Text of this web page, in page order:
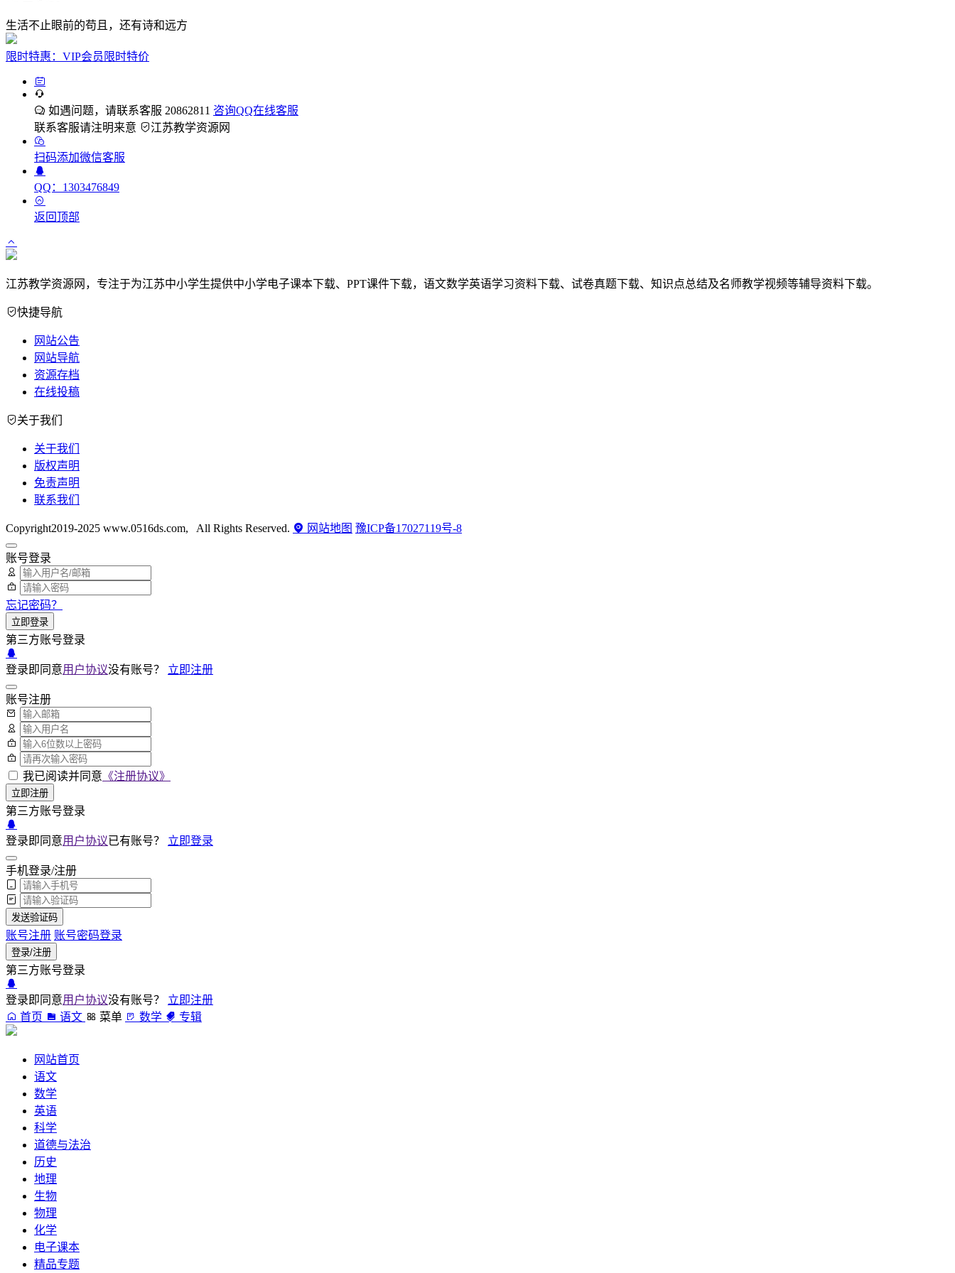
生活不止眼前的苟且，还有诗和远方
限时特惠：VIP会员限时特价
如遇问题，请联系客服 20862811 咨询QQ在线客服
联系客服请注明来意
江苏教学资源网
扫码添加微信客服
QQ：1303476849
返回顶部
江苏教学资源网，专注于为江苏中小学生提供中小学电子课本下载、PPT课件下载，语文数学英语学习资料下载、试卷真题下载、知识点总结及名师教学视频等辅导资料下载。
快捷导航
网站公告
网站导航
资源存档
在线投稿
关于我们
关于我们
版权声明
免责声明
联系我们
Copyright2019-2025 www.0516ds.com, All Rights Reserved. 网站地图 豫ICP备17027119号-8
账号登录
忘记密码？
立即登录
第三方账号登录
登录即同意用户协议没有账号？ 立即注册
账号注册
我已阅读并同意 《注册协议》
立即注册
第三方账号登录
登录即同意用户协议已有账号？ 立即登录
手机登录/注册
发送验证码
账号注册 账号密码登录
登录/注册
第三方账号登录
登录即同意用户协议没有账号？ 立即注册
首页
语文 菜单 数学 专辑
网站首页
语文
数学
英语
科学
道德与法治
历史
地理
生物
物理
化学
电子课本
精品专题